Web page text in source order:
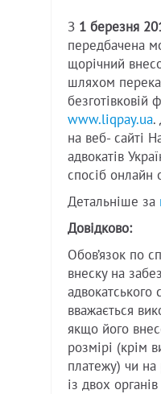
З 1 березня
передбачена
щорічний
шляхом
безготівковій
www.liqpay.ua.
на веб- сайті
адвокатів
спосіб онлайн
Детальніше за
Довідково:
Обов’язок по
внеску на
адвокатського
вважається
якщо його
розмірі (крім
платежу) чи
із двох